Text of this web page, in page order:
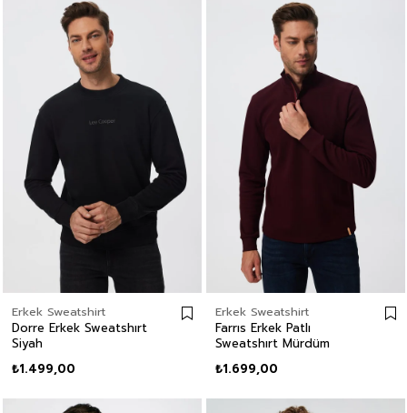
Erkek Sweatshirt
Dorre Erkek Sweatshırt
Siyah
₺1.499,00
Erkek Sweatshirt
Farrıs Erkek Patlı
Sweatshırt Mürdüm
₺1.699,00